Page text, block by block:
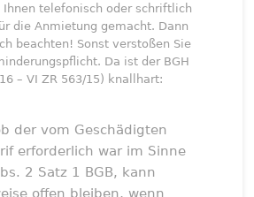
Ihnen telefonisch oder schriftlich
die Anmietung gemacht. Dann
beachten! Sonst verstoßen Sie
Da ist der BGH
– VI ZR 563/15) knallhart:
der vom Geschädigten
erforderlich war im Sinne
2 Satz 1 BGB, kann
offen bleiben, wenn